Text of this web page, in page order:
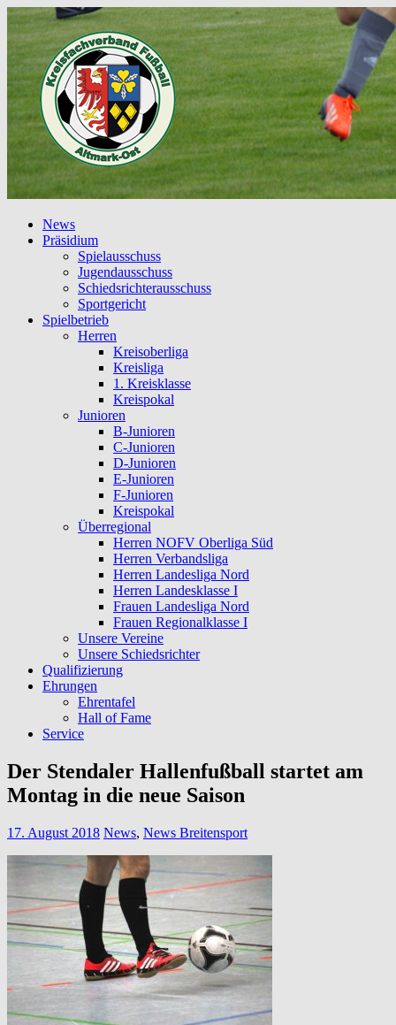
News
Präsidium
Spielausschuss
Jugendausschuss
Schiedsrichterausschuss
Sportgericht
Spielbetrieb
Herren
Kreisoberliga
Kreisliga
1. Kreisklasse
Kreispokal
Junioren
B-Junioren
C-Junioren
D-Junioren
E-Junioren
F-Junioren
Kreispokal
Überregional
Herren NOFV Oberliga Süd
Herren Verbandsliga
Herren Landesliga Nord
Herren Landesklasse I
Frauen Landesliga Nord
Frauen Regionalklasse I
Unsere Vereine
Unsere Schiedsrichter
Qualifizierung
Ehrungen
Ehrentafel
Hall of Fame
Service
Der Stendaler Hallenfußball startet am
Montag in die neue Saison
17. August 2018 News, News Breitensport